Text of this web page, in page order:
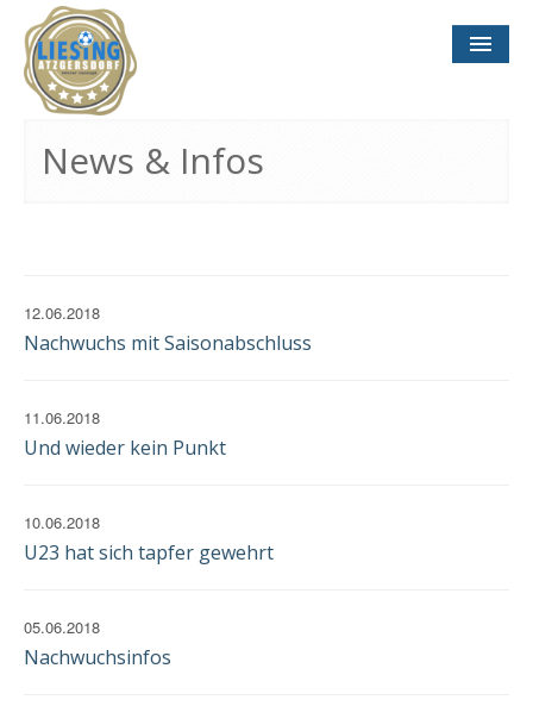
News & Infos
12.06.2018
Nachwuchs mit Saisonabschluss
11.06.2018
Und wieder kein Punkt
10.06.2018
U23 hat sich tapfer gewehrt
05.06.2018
Nachwuchsinfos